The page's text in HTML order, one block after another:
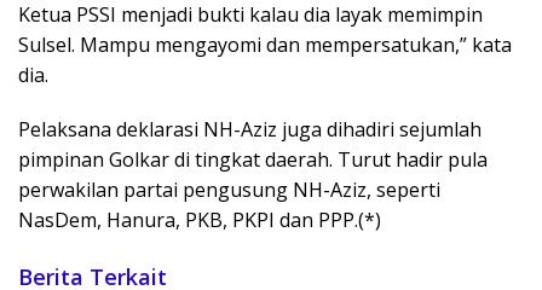
Ketua PSSI menjadi bukti kalau dia layak memimpin
Sulsel. Mampu mengayomi dan mempersatukan,” kata
dia.
Pelaksana deklarasi NH-Aziz juga dihadiri sejumlah
pimpinan Golkar di tingkat daerah. Turut hadir pula
perwakilan partai pengusung NH-Aziz, seperti
NasDem, Hanura, PKB, PKPI dan PPP.(*)
Berita Terkait